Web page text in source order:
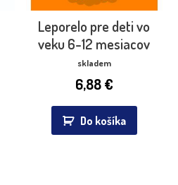
Leporelo pre deti vo
veku 6-12 mesiacov
skladem
6,88€
Do košíka